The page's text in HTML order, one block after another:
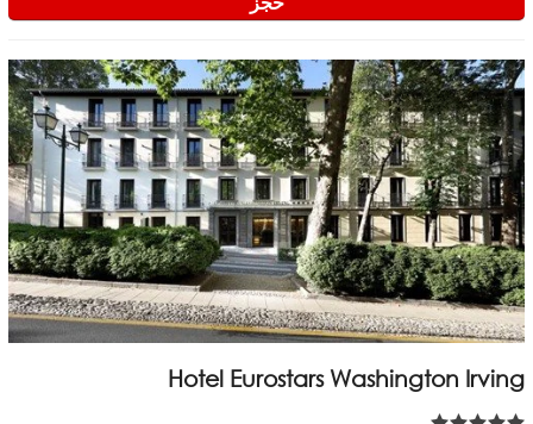
Hotel Eurostars Washington Irving